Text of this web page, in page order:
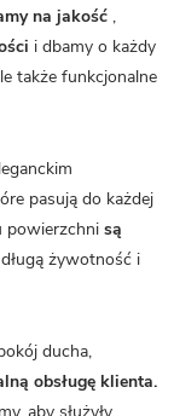
na jakość ,
i dbamy o każdy
także funkcjonalne
pasują do każdej
powierzchni są
żywotność i
ducha,
obsługę klienta.